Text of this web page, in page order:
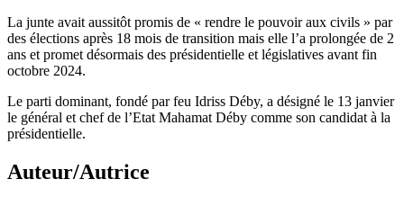
La junte avait aussitôt promis de « rendre le pouvoir aux civils » par
des élections après 18 mois de transition mais elle l’a prolongée de 2
ans et promet désormais des présidentielle et législatives avant fin
octobre 2024.
Le parti dominant, fondé par feu Idriss Déby, a désigné le 13 janvier
le général et chef de l’Etat Mahamat Déby comme son candidat à la
présidentielle.
Auteur/Autrice